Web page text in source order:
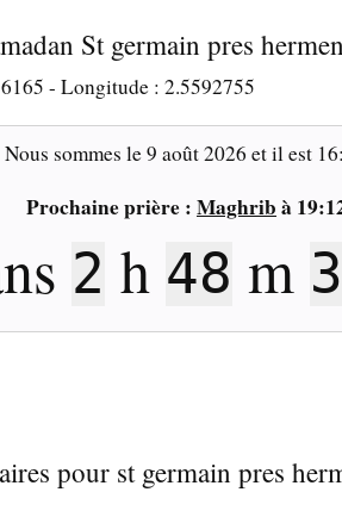
St germain pres
- Longitude : 2.5592755
Nous sommes le9 août 2026 et il est
Prochaine prière : Maghrib à
2 h 48 m
pour st germain pres